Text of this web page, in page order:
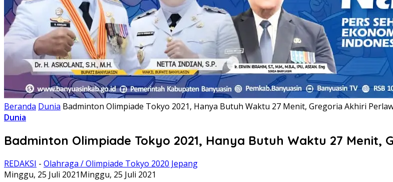
Beranda Dunia Badminton Olimpiade Tokyo 2021, Hanya Butuh Waktu 27 Menit, Gregoria Akhiri
Dunia
Badminton Olimpiade Tokyo 2021, Hanya Butuh Waktu 27
REDAKSI - Olahraga / Olimpiade Tokyo 2020 Jepang
Minggu, 25 Juli 2021Minggu, 25 Juli 2021